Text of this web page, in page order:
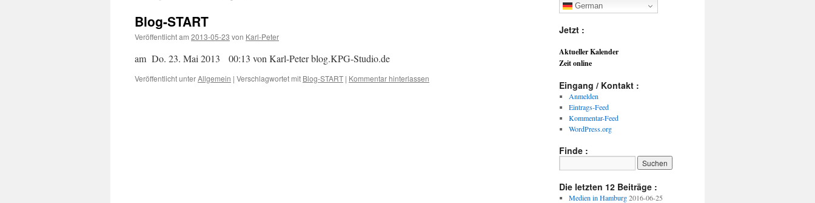
Blog-START
Veröffentlicht am 2013-05-23 von Karl-Peter
am Do. 23. Mai 2013 00:13 von Karl-Peter blog.KPG-Studio.de
Veröffentlicht unterAllgemein | Verschlagwortet mit Blog-START | Kommentar hinterlassen
German
Jetzt :
Aktueller Kalender
Zeit online
Eingang / Kontakt :
Anmelden
Eintrags-Feed
Kommentar-Feed
WordPress.org
Finde :
Die letzten 12 Beiträge :
Medien in Hamburg 2016-06-25